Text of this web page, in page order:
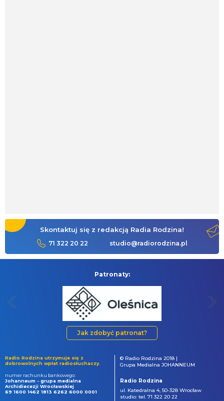
Skontaktuj się z redakcją Radia Rodzina!
71 322 20 22 studio@radiorodzina.pl
Patronaty:
Jak zdobyć patronat?
Radio Rodzina utrzymuje się z
dobrowolnych wpłat radiosłuchaczy.
numer rachunku bankowego:
Johanneum - grupa medialna
Archidiecezji Wrocławskiej
69 1600 1462 1813 6262 6000 0001
© Radio Rodzina 2018 |
Grupa Medialna JOHANNEUM
Radio Rodzina
ul. Katedralna 4, 50-328 Wrocław
studio: tel. 71 322 20 22